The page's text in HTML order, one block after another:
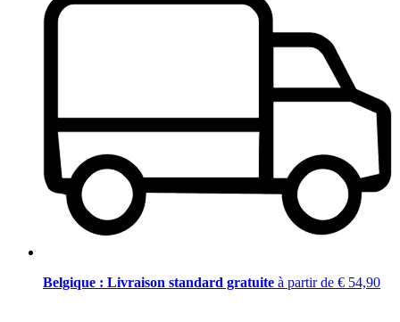
Belgique : Livraison standard gratuite à partir de € 54,90